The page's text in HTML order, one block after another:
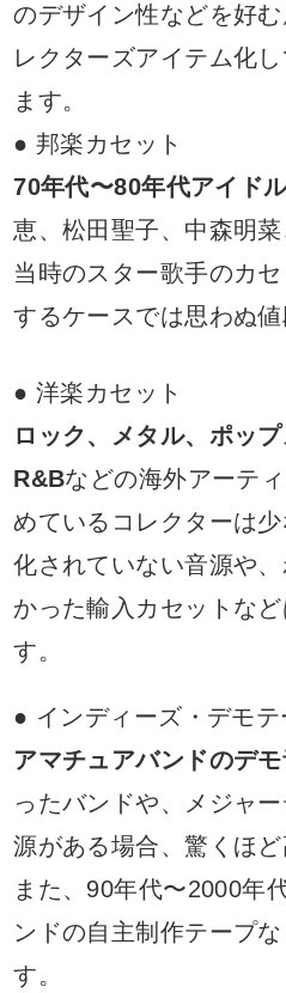
のデザイン性などを好
レクターズアイテム化
ます。
● 邦楽カセット
70年代〜80年代アイド
恵、松田聖子、中森明菜
当時のスター歌手のカ
するケースでは思わぬ値
● 洋楽カセット
ロック、メタル、ポップ
R&Bなどの海外アーテ
めているコレクターは
化されていない音源や
かった輸入カセットな
す。
● インディーズ・デモテ
アマチュアバンドのデ
ったバンドや、メジャ
源がある場合、驚くほど
また、90年代〜2000年
ンドの自主制作テープ
す。